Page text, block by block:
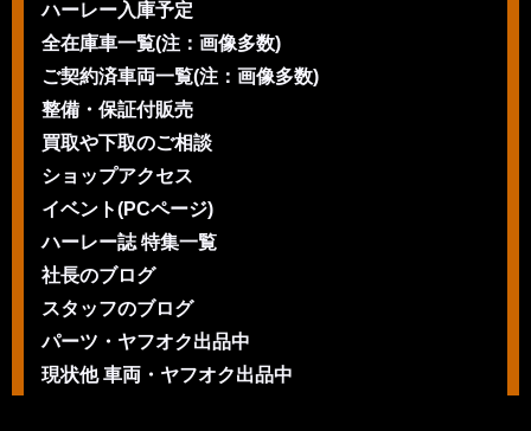
ハーレー入庫予定
全在庫車一覧(注：画像多数)
ご契約済車両一覧(注：画像多数)
整備・保証付販売
買取や下取のご相談
ショップアクセス
イベント(PCページ)
ハーレー誌 特集一覧
社長のブログ
スタッフのブログ
パーツ・ヤフオク出品中
現状他 車両・ヤフオク出品中